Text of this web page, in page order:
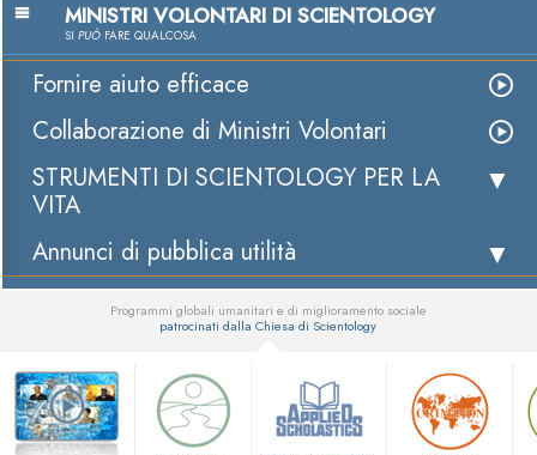
MINISTRI VOLONTARI DI SCIENTOLOGY
SI PUÒ FARE QUALCOSA
Fornire aiuto efficace
Collaborazione di Ministri Volontari
STRUMENTI DI SCIENTOLOGY PER LA
VITA
Annunci di pubblica utilità
Programmi globali umanitari e di miglioramento sociale
patrocinati dalla Chiesa di Scientology